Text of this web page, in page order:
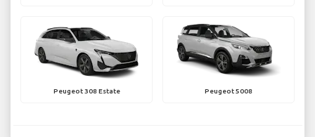
Peugeot 308 Estate Peugeot 5008